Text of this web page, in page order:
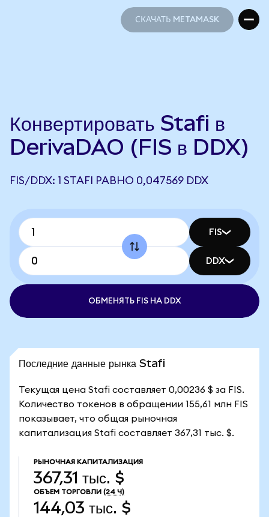
СКАЧАТЬ METAMASK
Конвертировать Stafi в
DerivaDAO (FIS в DDX)
FIS/DDX: 1 STAFI РАВНО 0,047569 DDX
FIS
DDX
ОБМЕНЯТЬ FIS НА DDX
Последние данные рынка Stafi
Текущая цена Stafi составляет 0,00236 $ за FIS.
Количество токенов в обращении 155,61 млн FIS
показывает, что общая рыночная
капитализация Stafi составляет 367,31 тыс. $.
РЫНОЧНАЯ КАПИТАЛИЗАЦИЯ
367,31 тыс. $
ОБЪЕМ ТОРГОВЛИ (24 Ч)
144,03 тыс. $